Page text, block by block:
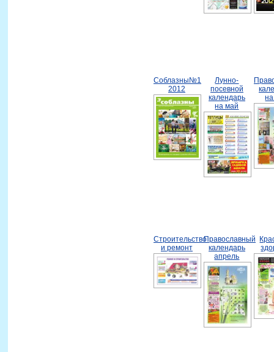
Соблазны№1
2012
Лунно-
посевной
календарь
на май
Строительство
и ремонт
Православный
календарь
апрель